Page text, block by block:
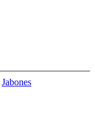
Jabones